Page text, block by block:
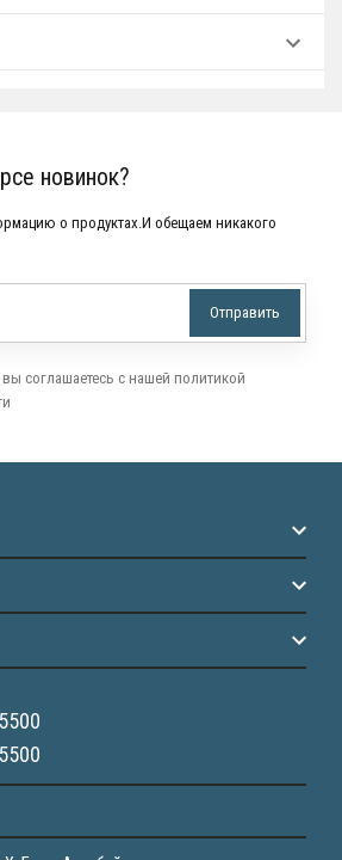
новинок?
о продуктах.И обещаем никакого
соглашаетесь с нашей политикой